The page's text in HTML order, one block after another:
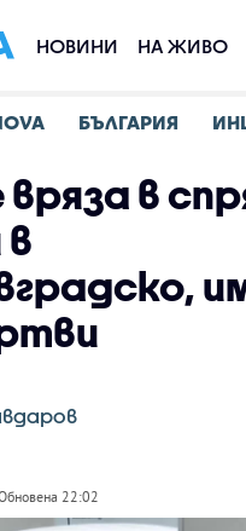
НОВИНИ НА ЖИВО
БЪЛГАРИЯ
вряза в
22:02